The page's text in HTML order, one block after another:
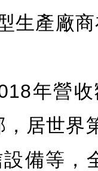
生產廠
年營
，居世界
設備等，